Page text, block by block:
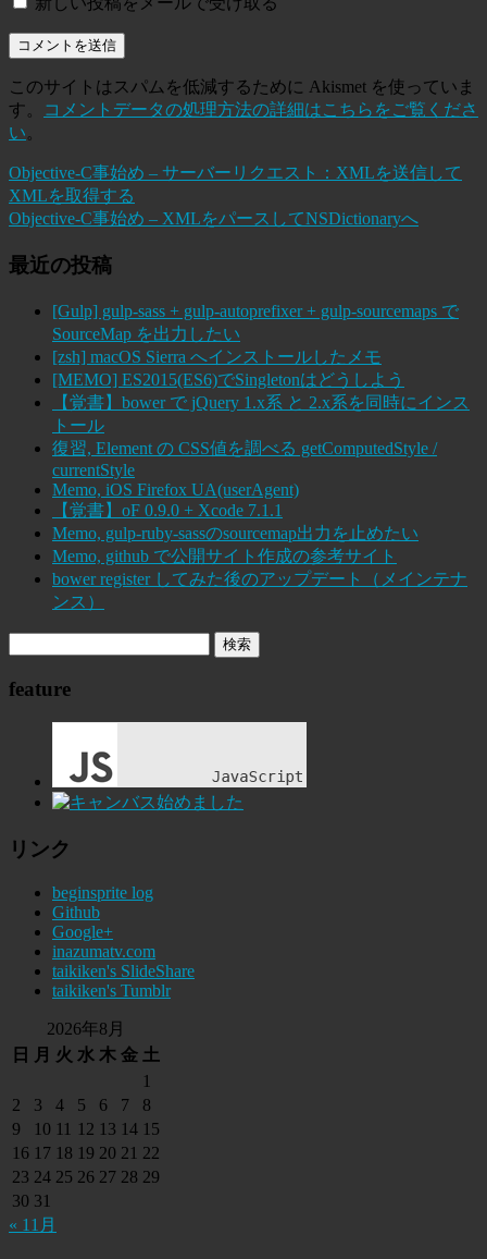
このサイトはスパムを低減するために Akismet を使っていま
す。
コメントデータの処理方法の詳細はこちらをご覧くださ
い。
Objective-C事始め – サーバーリクエスト：XMLを送信して
XMLを取得する
Objective-C事始め – XMLをパースしてNSDictionaryへ
最近の投稿
[Gulp] gulp-sass + gulp-autoprefixer + gulp-sourcemaps で
SourceMap を出力したい
[zsh] macOS Sierra へインストールしたメモ
[MEMO] ES2015(ES6)でSingletonはどうしよう
【覚書】bower で jQuery 1.x系 と 2.x系を同時にインス
トール
復習, Element の CSS値を調べる getComputedStyle /
currentStyle
Memo, iOS Firefox UA(userAgent)
【覚書】oF 0.9.0 + Xcode 7.1.1
Memo, gulp-ruby-sassのsourcemap出力を止めたい
Memo, github で公開サイト作成の参考サイト
bower register してみた後のアップデート（メインテナ
ンス）
feature
リンク
beginsprite log
Github
Google+
inazumatv.com
taikiken's SlideShare
taikiken's Tumblr
2026年8月
日 月 火 水 木 金 土
1
2
3 4 5 6 7
8
9
10 11 12 13 14 15
16 17 18 19 20 21 22
23 24 25 26 27 28 29
30 31
« 11月